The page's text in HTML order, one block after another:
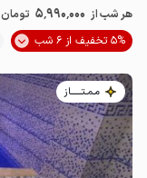
هر شب از 5٬990٬000 تومان
5% تخفیف از 6 شب
مـمـتــــــاز